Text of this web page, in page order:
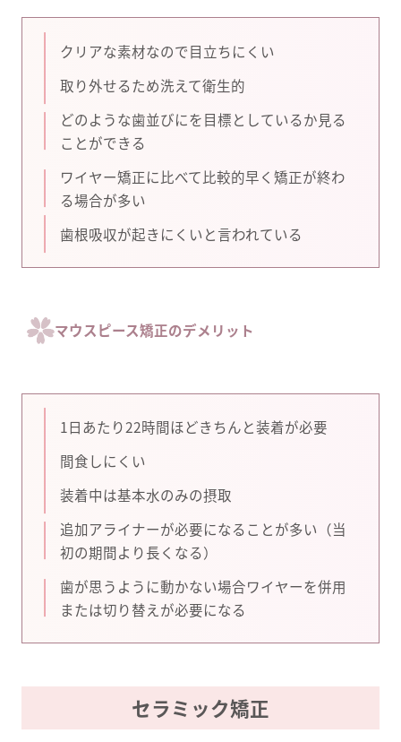
クリアな素材なので目立ちにくい
取り外せるため洗えて衛生的
どのような歯並びにを目標としているか見る
ことができる
ワイヤー矯正に比べて比較的早く矯正が終わ
る場合が多い
歯根吸収が起きにくいと言われている
マウスピース矯正のデメリット
1日あたり22時間ほどきちんと装着が必要
間食しにくい
装着中は基本水のみの摂取
追加アライナーが必要になることが多い（当
初の期間より長くなる）
歯が思うように動かない場合ワイヤーを併用
または切り替えが必要になる
セラミック矯正